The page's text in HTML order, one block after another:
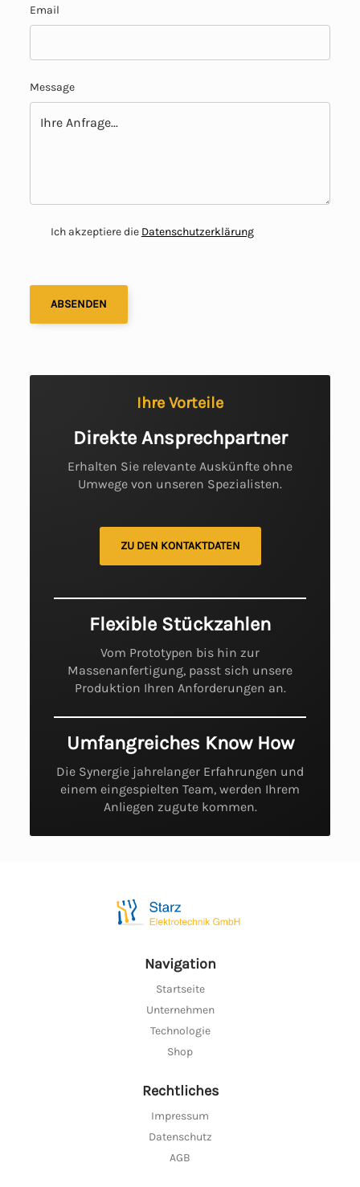
Email
Message
Ich akzeptiere die Datenschutzerklärung
Ihre Vorteile
Direkte Ansprechpartner
Erhalten Sie relevante Auskünfte ohne
Umwege von unseren Spezialisten.
ZU DEN KONTAKTDATEN
Flexible Stückzahlen
Vom Prototypen bis hin zur
Massenanfertigung, passt sich unsere
Produktion Ihren Anforderungen an.
Umfangreiches Know How
Die Synergie jahrelanger Erfahrungen und
einem eingespielten Team, werden Ihrem
Anliegen zugute kommen.
Navigation
Startseite
Unternehmen
Technologie
Shop
Rechtliches
Impressum
Datenschutz
AGB